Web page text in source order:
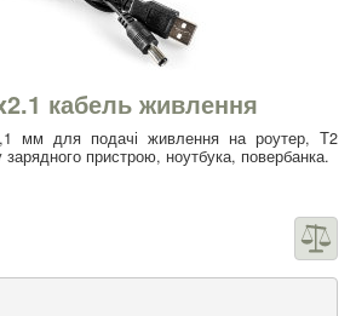
кабель живлення
мм для подачі живлення на роутер, Т2
зарядного пристрою, ноутбука, повербанка.